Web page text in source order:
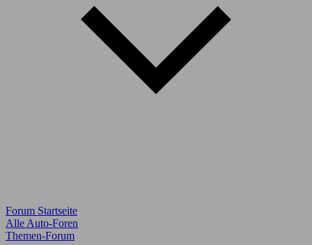
Forum Startseite
Alle Auto-Foren
Themen-Forum